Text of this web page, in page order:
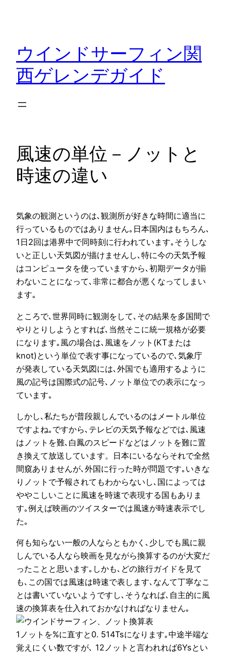
ウインドサーフィン関
西ゲレンデガイド
風速の単位－ノットと
時速の違い
気象の観測というのは､観測所が好きな時間に適当に
行っているものではありません｡日本国内はもちろん､
1日2回は港界中で同時刻に行われています｡そうしな
いと正しい天気図が描けませんし､特に今の天気予報
はコンピュータを使っていますから､初期データが揃
わないことになって､非常に都合が悪くなってしまい
ます｡
ところで､世界同時に観測をして､その結果を多国間で
やりとりしようとすれば､当然そこに統一規格が必要
になります｡風の場合は､風速をノット(KTまたは
knot)という単位で表す事になっているので､気象庁
が発表している天気図には､外国でも適用するように
風の記号は国際式の記号､ノット単位での表示になっ
ています｡
しかし､私たちが普段親しんでいるのはメートル単位
ですよね｡ですから､テレビの天気予報などでは､風速
はノットを難､白鳳のスピードなどはノットを難に置
き換えて放送しています。日本にいるならそれで全然
間窺ありませんが､外国に行った時が問題です｡いきな
りノットで予報されてもわからないし､国によっては
ややこしいことに風速を時速で表現する国もありま
す｡例えば映画のツイスターでは風速が時速表示でし
た｡
何も知らない一般の人ならともかく､少しでも風に親
しんでいる人なら映画を見ながら換算するのが大変だ
ったことと思います｡しかも､どの旅行ガイドを見て
も､この国では風速は時速で表します､なんて丁寧なこ
とは書いていないようですし､そうなれば､自主的に風
速の換算表を仕入れておかなければなりません｡
1ノットを%に直すと0. 514Tsになります｡中途半端な
覚えにくい数ですが､ 12ノットと言われれば6Ysとい